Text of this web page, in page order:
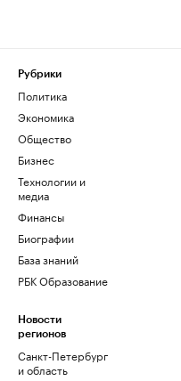
Рубрики
Политика
Экономика
Общество
Бизнес
Технологии и
медиа
Финансы
Биографии
База знаний
РБК Образование
Новости
регионов
Санкт-Петербург
и область